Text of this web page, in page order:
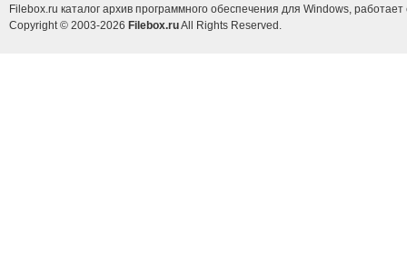
Filebox.ru каталог архив программного обеспечения для Windows, работает
Copyright © 2003-2026 Filebox.ruAll Rights Reserved.